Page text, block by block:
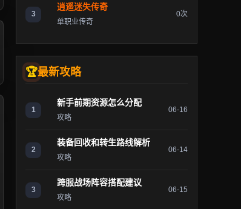
3
逍遥迷失传奇
单职业传奇
0次
最新攻略
1
新手前期资源怎么分配
攻略
06-16
2
装备回收和转生路线解析
攻略
06-14
3
跨服战场阵容搭配建议
攻略
06-15